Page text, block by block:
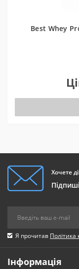
Best Whey
Хочете
Я прочитав Політика
Інформація